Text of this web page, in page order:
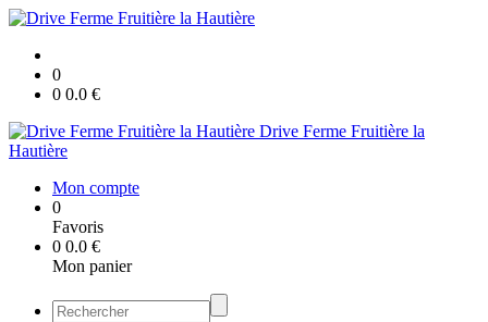
0
0 0.0 €
Drive Ferme Fruitière la
Hautière
Mon compte
0
Favoris
0 0.0 €
Mon panier